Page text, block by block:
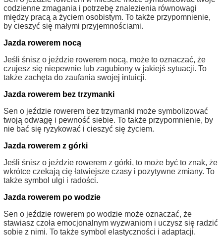
codzienne zmagania i potrzebę znalezienia równowagi
między pracą a życiem osobistym. To także przypomnienie,
by cieszyć się małymi przyjemnościami.
Jazda rowerem nocą
Jeśli śnisz o jeździe rowerem nocą, może to oznaczać, że
czujesz się niepewnie lub zagubiony w jakiejś sytuacji. To
także zachęta do zaufania swojej intuicji.
Jazda rowerem bez trzymanki
Sen o jeździe rowerem bez trzymanki może symbolizować
twoją odwagę i pewność siebie. To także przypomnienie, by
nie bać się ryzykować i cieszyć się życiem.
Jazda rowerem z górki
Jeśli śnisz o jeździe rowerem z górki, to może być to znak, że
wkrótce czekają cię łatwiejsze czasy i pozytywne zmiany. To
także symbol ulgi i radości.
Jazda rowerem po wodzie
Sen o jeździe rowerem po wodzie może oznaczać, że
stawiasz czoła emocjonalnym wyzwaniom i uczysz się radzić
sobie z nimi. To także symbol elastyczności i adaptacji.